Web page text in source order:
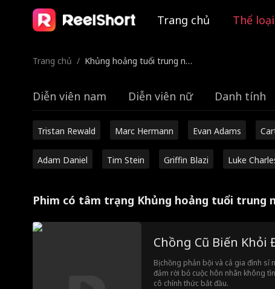
Trang chủ Thể loại
Trang chủ / Khủng hoảng tuổi trung niê
Diễn viên nam Diễn viên nữ Danh tính
Tristan Rewald Marc Hermann Evan Adams
Adam Daniel Tim Stein Griffin Blazi Luke
Phim có tâm trạng Khủng hoảng tuổi trung
Chồng Cũ Biến Khỏi
Bị chồng phản bội và cả gia đình sỉ
đảm rời bỏ cuộc hôn nhân không
cô chính thức bắt đầu.